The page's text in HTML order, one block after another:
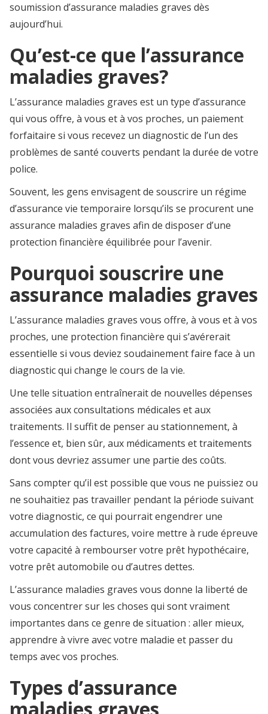
soumission d’assurance maladies graves dès
aujourd’hui.
Qu’est-ce que l’assurance
maladies graves?
L’assurance maladies graves est un type d’assurance
qui vous offre, à vous et à vos proches, un paiement
forfaitaire si vous recevez un diagnostic de l’un des
problèmes de santé couverts pendant la durée de votre
police.
Souvent, les gens envisagent de souscrire un régime
d’assurance vie temporaire lorsqu’ils se procurent une
assurance maladies graves afin de disposer d’une
protection financière équilibrée pour l’avenir.
Pourquoi souscrire une
assurance maladies graves
L’assurance maladies graves vous offre, à vous et à vos
proches, une protection financière qui s’avérerait
essentielle si vous deviez soudainement faire face à un
diagnostic qui change le cours de la vie.
Une telle situation entraînerait de nouvelles dépenses
associées aux consultations médicales et aux
traitements. Il suffit de penser au stationnement, à
l’essence et, bien sûr, aux médicaments et traitements
dont vous devriez assumer une partie des coûts.
Sans compter qu’il est possible que vous ne puissiez ou
ne souhaitiez pas travailler pendant la période suivant
votre diagnostic, ce qui pourrait engendrer une
accumulation des factures, voire mettre à rude épreuve
votre capacité à rembourser votre prêt hypothécaire,
votre prêt automobile ou d’autres dettes.
L’assurance maladies graves vous donne la liberté de
vous concentrer sur les choses qui sont vraiment
importantes dans ce genre de situation : aller mieux,
apprendre à vivre avec votre maladie et passer du
temps avec vos proches.
Types d’assurance